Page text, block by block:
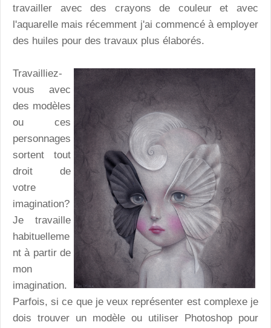
travailler avec des crayons de couleur et avec
l'aquarelle mais récemment j'ai commencé à employer
des huiles pour des travaux plus élaborés.
Travailliez-
vous avec
des modèles
ou ces
personnages
sortent tout
droit de
votre
imagination?
Je travaille
habituelleme
nt à partir de
mon
imagination.
Parfois, si ce que je veux représenter est complexe je
dois trouver un modèle ou utiliser Photoshop pour